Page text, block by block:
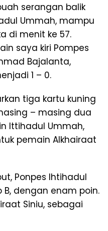
serangan balik
Ummah, mampu
di menit ke 57.
saya kiri Pompes
Bajalanta,
1 – 0.
tiga kartu kuning
– masing dua
Ittihadul Ummah,
pemain Alkhairaat
Ponpes Ihtihadul
dengan enam poin.
Siniu, sebagai